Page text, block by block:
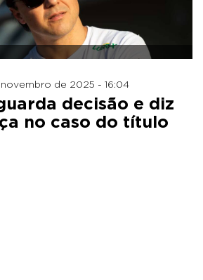
novembro de 2025 - 16:04
decisão e diz
no caso do título